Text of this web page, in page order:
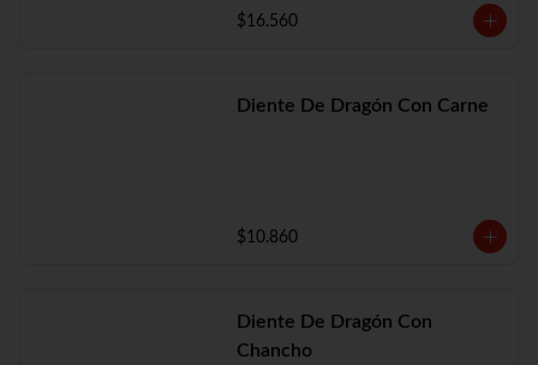
$16.560
Diente De Dragón Con Carne
$10.860
Diente De Dragón Con
Chancho